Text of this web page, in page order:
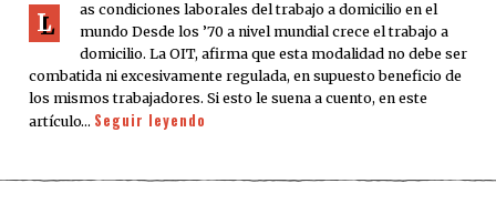
L
as condiciones laborales del trabajo a domicilio en el
mundo Desde los ’70 a nivel mundial crece el trabajo a
domicilio. La OIT, afirma que esta modalidad no debe ser
combatida ni excesivamente regulada, en supuesto beneficio de
los mismos trabajadores. Si esto le suena a cuento, en este
artículo… Seguir leyendo